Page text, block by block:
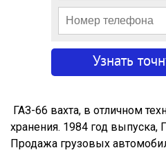
ГАЗ-66 вахта, в отличном
хранения. 1984 год выпуска,
Продажа грузовых